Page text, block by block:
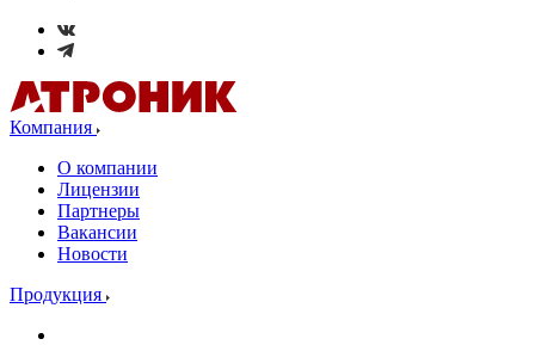
Компания
О компании
Лицензии
Партнеры
Вакансии
Новости
Продукция